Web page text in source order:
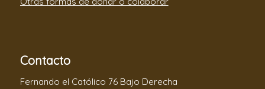
Contacto
Fernando el Católico 76 Bajo Derecha